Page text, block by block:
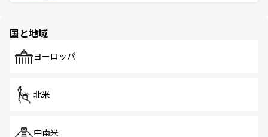
で、ホーカーズは地元の風情を楽しめる外せないスポット
国と地域
ヨーロッパ
北米
中南米